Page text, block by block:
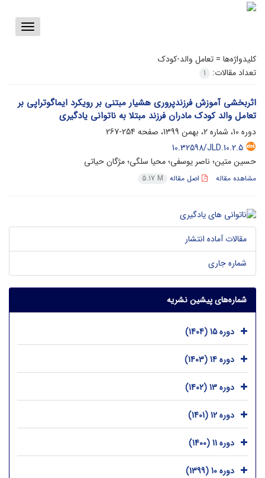
Toggle
کلیدواژه‌ها = تعامل والد-کودک
تعداد مقالات:
1
اثربخشی آموزش فرزندپروری هشیار مبتنی بر رویکرد ایماگوتراپی بر
تعامل والد کودک مادران فرزند مبتلا به ناتوانی یادگیری
دوره 10، شماره 2، بهمن 1399، صفحه
254-267
10.32598/JLD.10.2.5
حسین متین؛ ناصر یوسفی؛ محیا سلگی؛ مژگان حیاتی
مشاهده مقاله اصل مقاله 5.17 M
مقالات آماده انتشار
شماره جاری
شماره‌های پیشین نشریه
دوره 15 (1404)
دوره 14 (1403)
دوره 13 (1402)
دوره 12 (1401)
دوره 11 (1400)
دوره 10 (1399)